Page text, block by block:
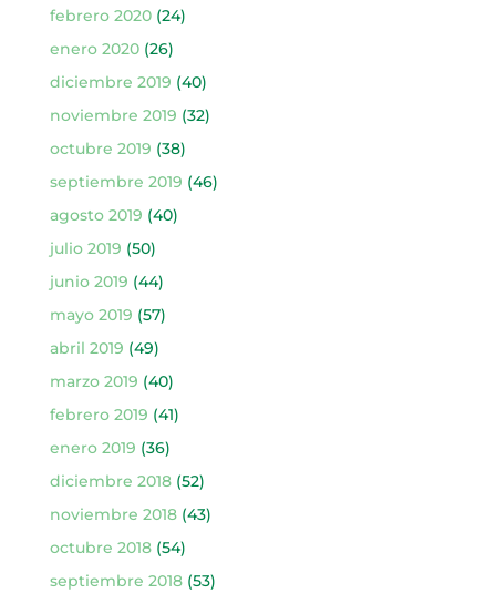
febrero 2020(24)
enero 2020(26)
diciembre 2019 (40)
noviembre 2019 (32)
octubre 2019 (38)
septiembre 2019 (46)
agosto 2019 (40)
julio 2019 (50)
junio 2019 (44)
mayo 2019 (57)
abril 2019 (49)
marzo 2019 (40)
febrero 2019 (41)
enero 2019 (36)
diciembre 2018(52)
noviembre 2018(43)
octubre 2018(54)
septiembre 2018(53)